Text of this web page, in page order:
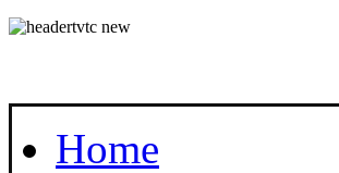
Home